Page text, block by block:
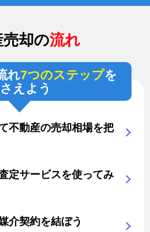
却の流れ
れ7つのステップを
えよう
不動産の売却相場を把
定サービスを使ってみ
介契約を結ぼう